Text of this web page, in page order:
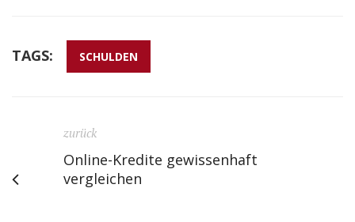
TAGS: SCHULDEN
zurück
Online-Kredite gewissenhaft
vergleichen